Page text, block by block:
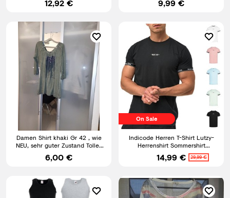
12,92 € 9,99 €
Damen Shirt khaki Gr 42 , wie
NEU, sehr guter Zustand Tolles
Muster
6,00 €
On Sale
Indicode Herren T-Shirt Lutzy-
Herrenshirt Sommershirt
Rundhals Baumwolle Männer
14,99 € 29,99 €